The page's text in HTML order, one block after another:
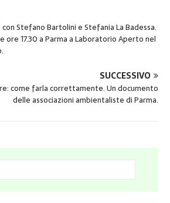
Stefano Bartolini e Stefania La Badessa.
ore 17.30 a Parma a Laboratorio Aperto nel
SUCCESSIVO
come farla correttamente. Un documento
delle associazioni ambientaliste di Parma.